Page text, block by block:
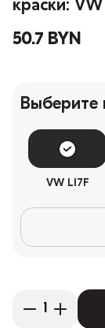
краски: VW
50.7 BYN
Выберите
VW LI7F